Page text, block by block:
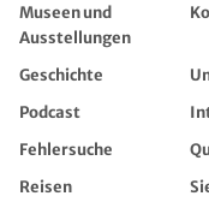
Museen und
Ausstellungen
Geschichte
Podcast
Fehlersuche
Reisen